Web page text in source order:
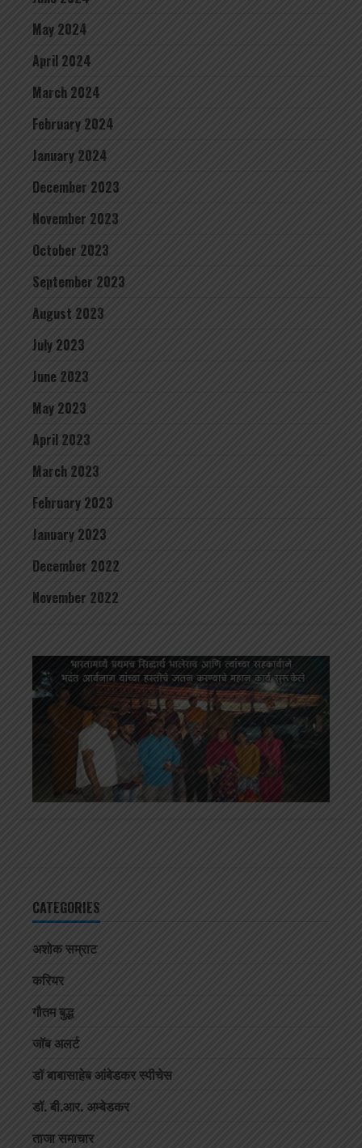
May 2024
April 2024
March 2024
February 2024
January 2024
December 2023
November 2023
October 2023
September 2023
August 2023
July 2023
June 2023
May 2023
April 2023
March 2023
February 2023
January 2023
December 2022
November 2022
CATEGORIES
अशोक सम्राट
करियर
गौतम बुद्ध
जॉब अलर्ट
डॉ बाबासाहेब आंबेडकर स्पीचेस
डॉ. बी.आर. अम्बेडकर
ताजा समाचार